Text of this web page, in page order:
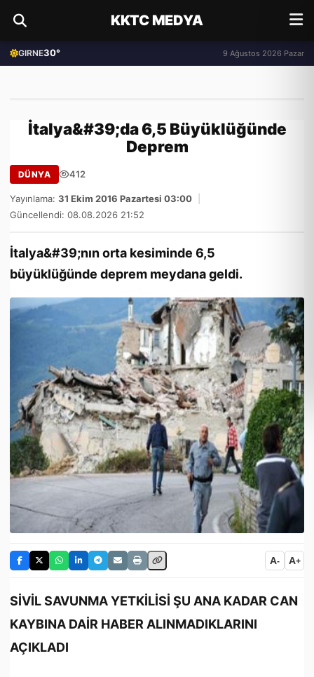
KKTC MEDYA
GIRNE30° 9 Ağustos 2026 Pazar
İtalya&#39;da 6,5 Büyüklüğünde
Deprem
DÜNYA 412
Yayınlama: 31 Ekim 2016 Pazartesi 03:00
Güncellendi: 08.08.2026 21:52
İtalya&#39;nın orta kesiminde 6,5
büyüklüğünde deprem meydana geldi.
A- A+
SİVİL SAVUNMA YETKİLİSİ ŞU ANA KADAR CAN
KAYBINA DAİR HABER ALINMADIKLARINI
AÇIKLADI